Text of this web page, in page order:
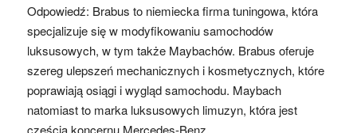
Odpowiedź: Brabus to niemiecka firma tuningowa, która
specjalizuje się w modyfikowaniu samochodów
luksusowych, w tym także Maybachów. Brabus oferuje
szereg ulepszeń mechanicznych i kosmetycznych, które
poprawiają osiągi i wygląd samochodu. Maybach
natomiast to marka luksusowych limuzyn, która jest
częścią koncernu Mercedes-Benz.